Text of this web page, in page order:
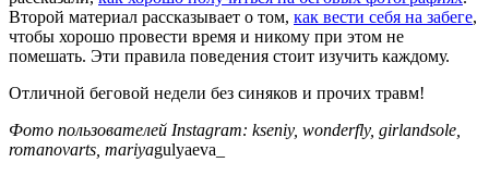
Второй материал рассказывает о том, как вести себя на забеге,
чтобы хорошо провести время и никому при этом не
помешать. Эти правила поведения стоит изучить каждому.
Отличной беговой недели без синяков и прочих травм!
Фото пользователей Instagram: kseniy, wonderfly, girlandsole,
romanovarts, mariyagulyaeva_